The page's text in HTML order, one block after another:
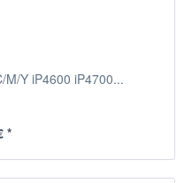
Y iP4600 iP4700...
*